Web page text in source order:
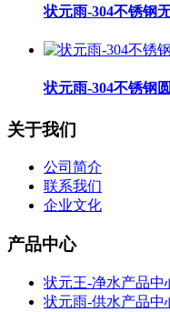
状元雨-304不锈钢
状元雨-304不锈钢
关于我们
公司简介
联系我们
企业文化
产品中心
状元王-净水产品中
状元雨-供水产品中